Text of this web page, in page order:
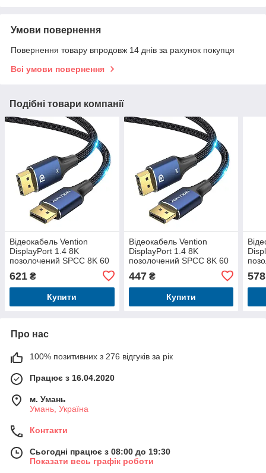
Умови повернення
Повернення товару впродовж 14 днів за рахунок покупця
Всі умови повернення
Подібні товари компанії
Відеокабель Vention
DisplayPort 1.4 8K
позолочений SPCC 8K 60
HDP 3 м Чорний HCELI
621 ₴
Купити
Відеокабель Vention
DisplayPort 1.4 8K
позолочений SPCC 8K 60
Гц 4K 144 Гц 32,4 Гбіт/с
HDP 1,5 м Чорний HCELG
447₴
Купити
578
Про нас
100% позитивних з 276 відгуків за рік
Працює з 16.04.2020
м. Умань
Умань, Україна
Контакти
Сьогодні працює з 08:00 до 19:30
Показати весь графік роботи